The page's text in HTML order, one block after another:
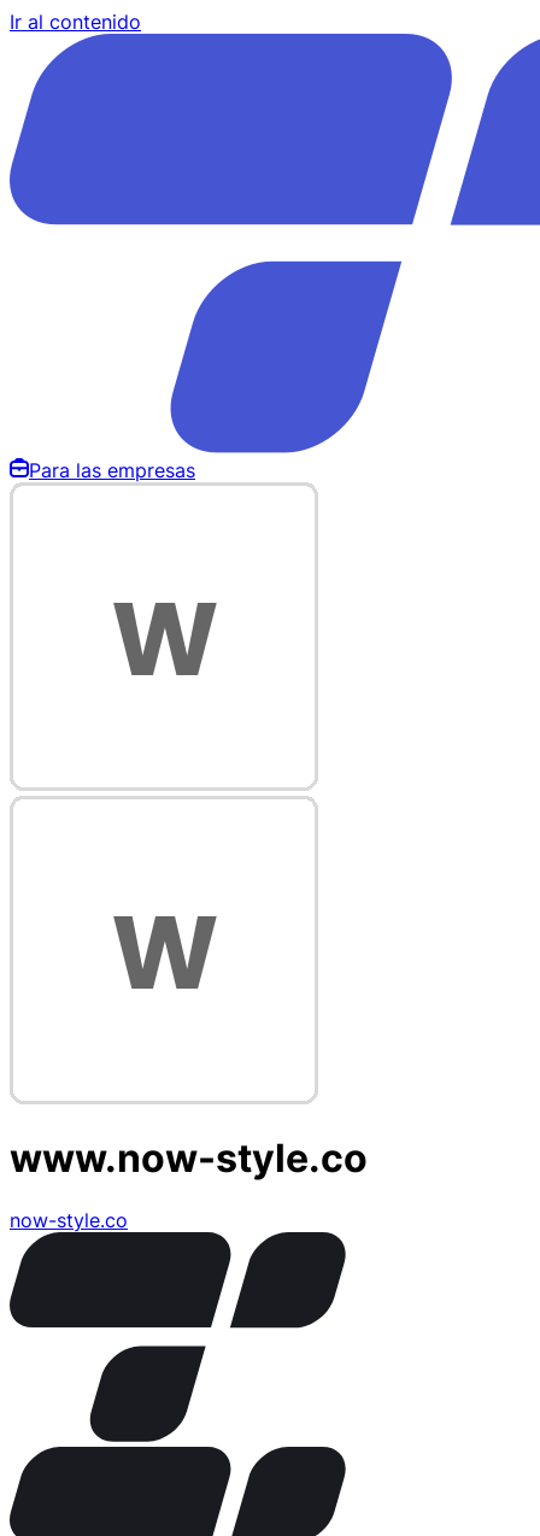
Ir al contenido
Para las empresas
www.now-style.co
now-style.co